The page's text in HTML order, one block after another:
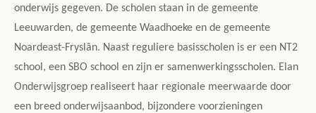
onderwijs gegeven. De scholen staan in de gemeente
Leeuwarden, de gemeente Waadhoeke en de gemeente
Noardeast-Fryslân. Naast reguliere basisscholen is er een NT2
school, een SBO school en zijn er samenwerkingsscholen. Elan
Onderwijsgroep realiseert haar regionale meerwaarde door
een breed onderwijsaanbod, bijzondere voorzieningen